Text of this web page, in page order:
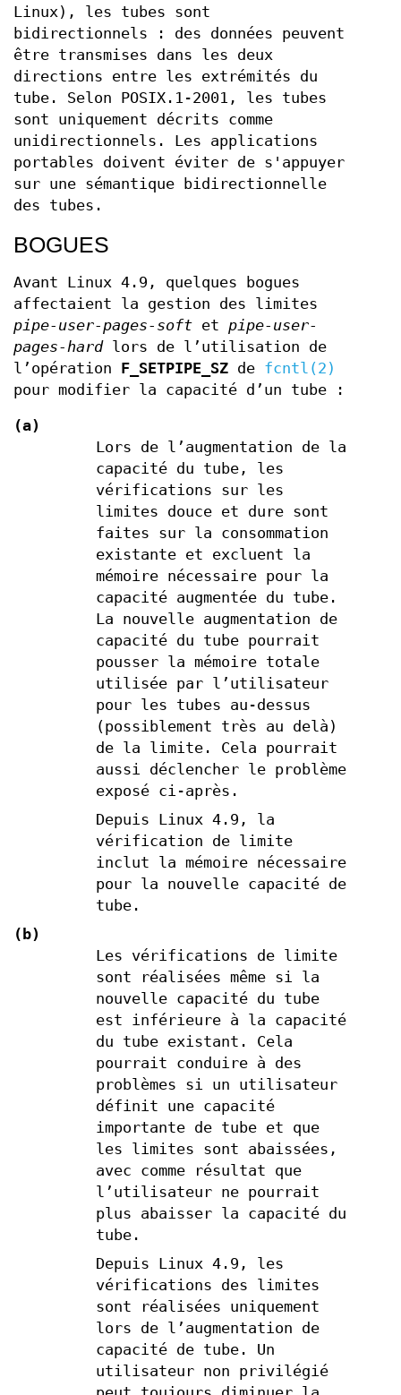
Linux), les tubes sont
bidirectionnels : des données peuvent
être transmises dans les deux
directions entre les extrémités du
tube. Selon POSIX.1-2001, les tubes
sont uniquement décrits comme
unidirectionnels. Les applications
portables doivent éviter de s'appuyer
sur une sémantique bidirectionnelle
des tubes.
BOGUES
Avant Linux 4.9, quelques bogues
affectaient la gestion des limites
pipe-user-pages-soft et pipe-user-
pages-hardlors de l’utilisation de
l’opération F_SETPIPE_SZ de fcntl(2)
pour modifier la capacité d’un tube :
(a)
Lors de l’augmentation de la
capacité du tube, les
vérifications sur les
limites douce et dure sont
faites sur la consommation
existante et excluent la
mémoire nécessaire pour la
capacité augmentée du tube.
La nouvelle augmentation de
capacité du tube pourrait
pousser la mémoire totale
utilisée par l’utilisateur
pour les tubes au-dessus
(possiblement très au delà)
de la limite. Cela pourrait
aussi déclencher le problème
exposé ci-après.
Depuis Linux 4.9, la
vérification de limite
inclut la mémoire nécessaire
pour la nouvelle capacité de
tube.
(b)
Les vérifications de limite
sont réalisées même si la
nouvelle capacité du tube
est inférieure à la capacité
du tube existant. Cela
pourrait conduire à des
problèmes si un utilisateur
définit une capacité
importante de tube et que
les limites sont abaissées,
avec comme résultat que
l’utilisateur ne pourrait
plus abaisser la capacité du
tube.
Depuis Linux 4.9, les
vérifications des limites
sont réalisées uniquement
lors de l’augmentation de
capacité de tube. Un
utilisateur non privilégié